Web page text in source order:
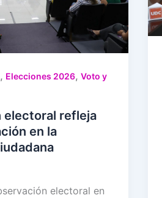
, Elecciones 2026, Voto y
electoral refleja
en la
electoral en